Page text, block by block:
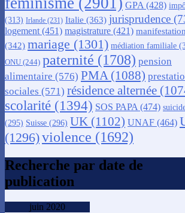
GPA (428)
(313) Irlande (231) Italie (363) jurisprudence
logement (451) magistrature (421) manifestation
(342) mariage (1301) médiation familiale
ONU (244) paternité (1708) pension
alimentaire (576) PMA(1088)
sociales (571) résidence alternée
scolarité (1394) SOS PAPA(474)
(295) Suisse (296) UK (1102) UNAF (464)
(1296)violence (1692)
Recherche par date de
publication
juin 2020